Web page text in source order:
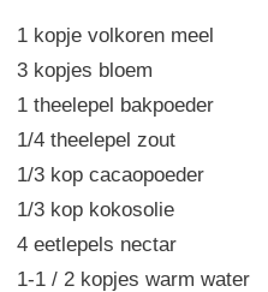
1 kopje volkoren meel
3 kopjes bloem
1 theelepel bakpoeder
1/4 theelepel zout
1/3 kop cacaopoeder
1/3 kop kokosolie
4 eetlepels nectar
1-1 / 2 kopjes warm water